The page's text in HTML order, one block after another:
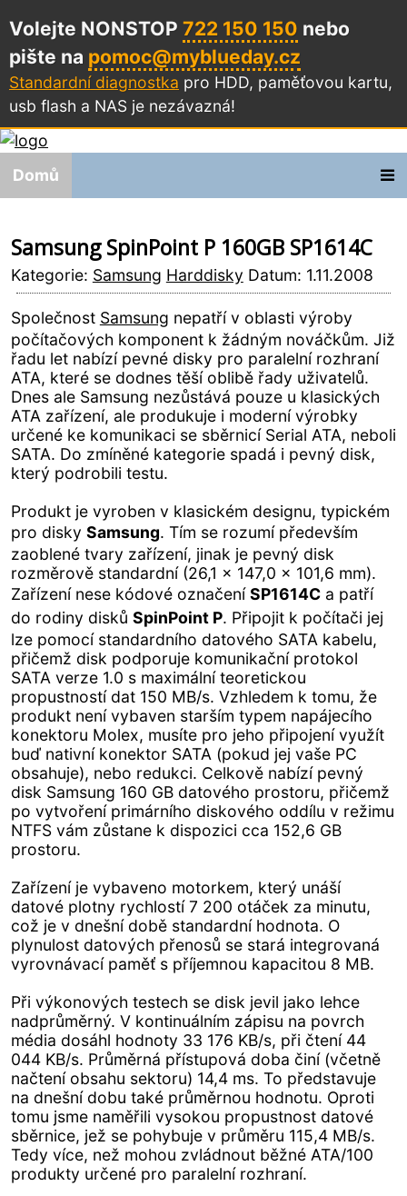
Volejte NONSTOP 722 150 150 nebo
pište na pomoc@myblueday.cz
Standardní diagnostka pro HDD, paměťovou kartu,
usb flash a NAS je nezávazná!
Domů
Samsung SpinPoint P 160GB SP1614C
Kategorie: Samsung Harddisky Datum: 1.11.2008
Společnost Samsung nepatří v oblasti výroby
počítačových komponent k žádným nováčkům. Již
řadu let nabízí pevné disky pro paralelní rozhraní
ATA, které se dodnes těší oblibě řady uživatelů.
Dnes ale Samsung nezůstává pouze u klasických
ATA zařízení, ale produkuje i moderní výrobky
určené ke komunikaci se sběrnicí Serial ATA, neboli
SATA. Do zmíněné kategorie spadá i pevný disk,
který podrobili testu.
Produkt je vyroben v klasickém designu, typickém
pro disky Samsung. Tím se rozumí především
zaoblené tvary zařízení, jinak je pevný disk
rozměrově standardní (26,1 x 147,0 x 101,6 mm).
Zařízení nese kódové označeníSP1614Ca patří
do rodiny disků SpinPoint P. Připojit k počítači jej
lze pomocí standardního datového SATA kabelu,
přičemž disk podporuje komunikační protokol
SATA verze 1.0 s maximální teoretickou
propustností dat 150 MB/s. Vzhledem k tomu, že
produkt není vybaven starším typem napájecího
konektoru Molex, musíte pro jeho připojení využít
buď nativní konektor SATA (pokud jej vaše PC
obsahuje), nebo redukci. Celkově nabízí pevný
disk Samsung 160 GB datového prostoru, přičemž
po vytvoření primárního diskového oddílu v režimu
NTFS vám zůstane k dispozici cca 152,6 GB
prostoru.
Zařízení je vybaveno motorkem, který unáší
datové plotny rychlostí 7 200 otáček za minutu,
což je v dnešní době standardní hodnota. O
plynulost datových přenosů se stará integrovaná
vyrovnávací paměť s příjemnou kapacitou 8 MB.
Při výkonových testech se disk jevil jako lehce
nadprůměrný. V kontinuálním zápisu na povrch
média dosáhl hodnoty 33 176 KB/s, při čtení 44
044 KB/s. Průměrná přístupová doba činí (včetně
načtení obsahu sektoru) 14,4 ms. To představuje
na dnešní dobu také průměrnou hodnotu. Oproti
tomu jsme naměřili vysokou propustnost datové
sběrnice, jež se pohybuje v průměru 115,4 MB/s.
Tedy více, než mohou zvládnout běžné ATA/100
produkty určené pro paralelní rozhraní.